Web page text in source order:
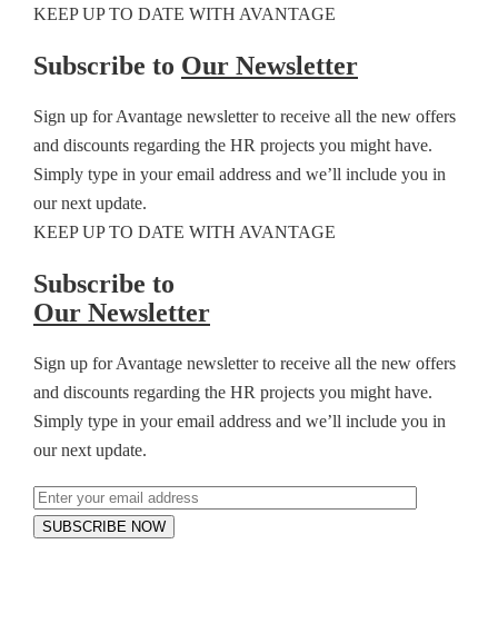
KEEP UP TO DATE WITH AVANTAGE
Subscribe to Our Newsletter
Sign up for Avantage newsletter to receive all the new offers
and discounts regarding the HR projects you might have.
Simply type in your email address and we’ll include you in
our next update.
KEEP UP TO DATE WITH AVANTAGE
Subscribe to
Our Newsletter
Sign up for Avantage newsletter to receive all the new offers
and discounts regarding the HR projects you might have.
Simply type in your email address and we’ll include you in
our next update.